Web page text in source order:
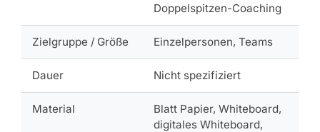
Doppelspitzen-Coaching
Zielgruppe / Größe Einzelpersonen, Teams
Dauer Nicht spezifiziert
Material
Blatt Papier, Whiteboard,
digitales Whiteboard,